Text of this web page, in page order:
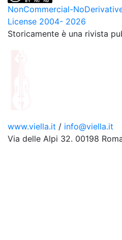
NonCommercial-
License 2004- 2026
Storicamente è una rivista
www.viella.it / info@viella.it
Via delle Alpi 32. 00198